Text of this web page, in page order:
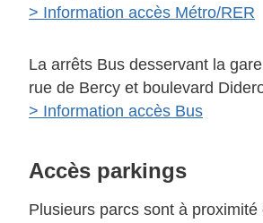
> Information accès Métro/RER
La arrêts Bus desservant la
rue de Bercy et boulevard
> Information accès Bus
Accès parkings
Plusieurs parcs sont à proximité